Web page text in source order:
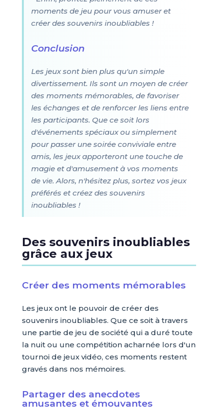
moments de jeu pour vous amuser et
créer des souvenirs inoubliables !
Conclusion
Les jeux sont bien plus qu'un simple
divertissement. Ils sont un moyen de créer
des moments mémorables, de favoriser
les échanges et de renforcer les liens entre
les participants. Que ce soit lors
d'événements spéciaux ou simplement
pour passer une soirée conviviale entre
amis, les jeux apporteront une touche de
magie et d'amusement à vos moments
de vie. Alors, n'hésitez plus, sortez vos jeux
préférés et créez des souvenirs
inoubliables !
Des souvenirs inoubliables
grâce aux jeux
Créer des moments mémorables
Les jeux ont le pouvoir de créer des
souvenirs inoubliables. Que ce soit à travers
une partie de jeu de société qui a duré toute
la nuit ou une compétition acharnée lors d'un
tournoi de jeux vidéo, ces moments restent
gravés dans nos mémoires.
Partager des anecdotes
amusantes et émouvantes